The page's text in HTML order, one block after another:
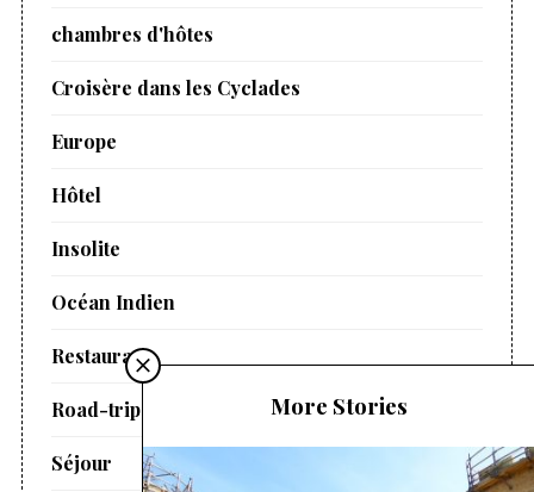
chambres d'hôtes
Croisère dans les Cyclades
Europe
Hôtel
Insolite
Océan Indien
Restaurant
Road-trip
Séjour
More Stories